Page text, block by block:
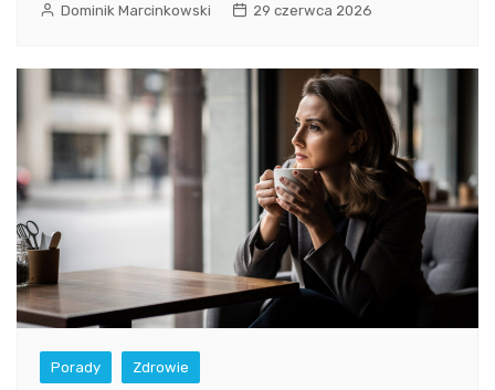
Dominik Marcinkowski 29 czerwca 2026
Porady Zdrowie